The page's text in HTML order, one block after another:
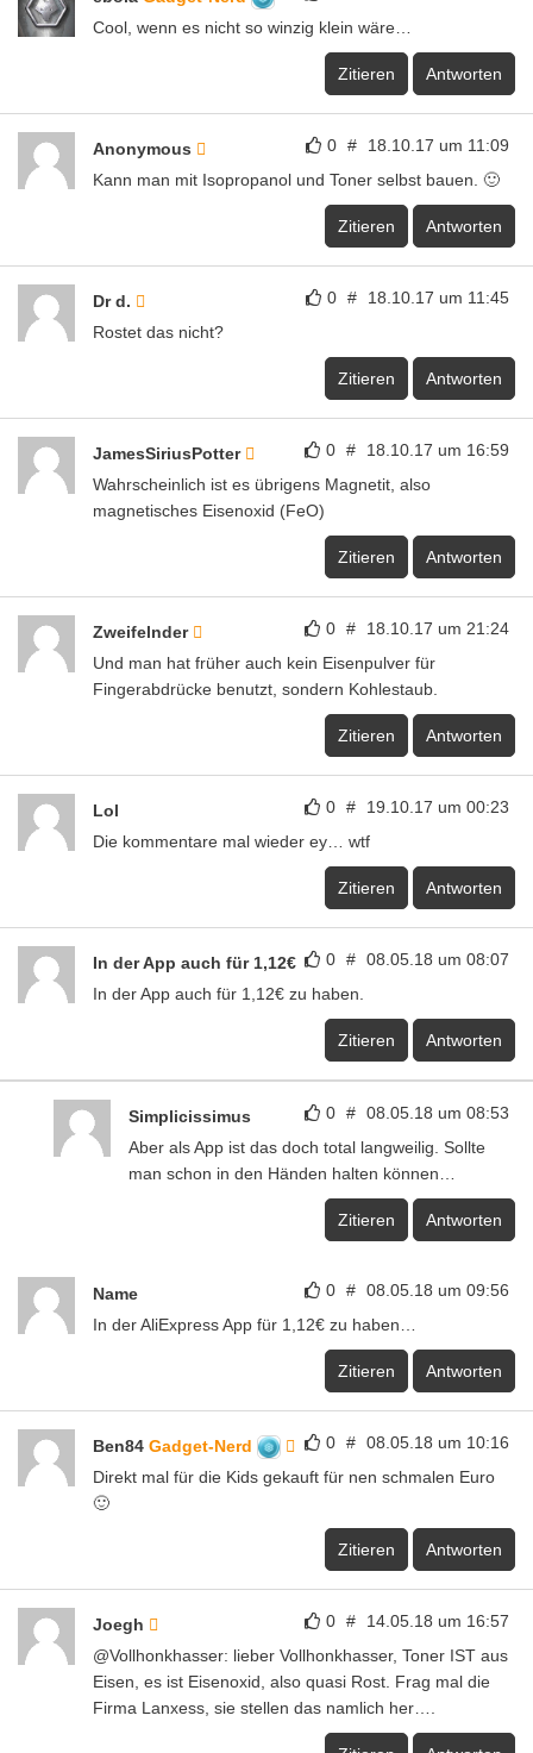
Cool, wenn es nicht so winzig klein wäre…
Zitieren Antworten
0 # 18.10.17 um 11:09
Anonymous
Kann man mit Isopropanol und Toner selbst bauen. 🙂
Zitieren Antworten
0 # 18.10.17 um 11:45
Dr d.
Rostet das nicht?
Zitieren Antworten
0 # 18.10.17 um 16:59
JamesSiriusPotter
Wahrscheinlich ist es übrigens Magnetit, also
magnetisches Eisenoxid (FeO)
Zitieren Antworten
0 # 18.10.17 um 21:24
Zweifelnder
Und man hat früher auch kein Eisenpulver für
Fingerabdrücke benutzt, sondern Kohlestaub.
Zitieren Antworten
0 # 19.10.17 um 00:23
Lol
Die kommentare mal wieder ey… wtf
Zitieren Antworten
0 # 08.05.18 um 08:07
In der App auch für 1,12€
In der App auch für 1,12€ zu haben.
Zitieren Antworten
0 # 08.05.18 um 08:53
Simplicissimus
Aber als App ist das doch total langweilig. Sollte
man schon in den Händen halten können…
Zitieren Antworten
0 # 08.05.18 um 09:56
Name
In der AliExpress App für 1,12€ zu haben…
Zitieren Antworten
0 # 08.05.18 um 10:16
Ben84 Gadget-Nerd
Direkt mal für die Kids gekauft für nen schmalen Euro
🙂
Zitieren Antworten
0 # 14.05.18 um 16:57
Joegh
@Vollhonkhasser: lieber Vollhonkhasser, Toner IST aus
Eisen, es ist Eisenoxid, also quasi Rost. Frag mal die
Firma Lanxess, sie stellen das namlich her….